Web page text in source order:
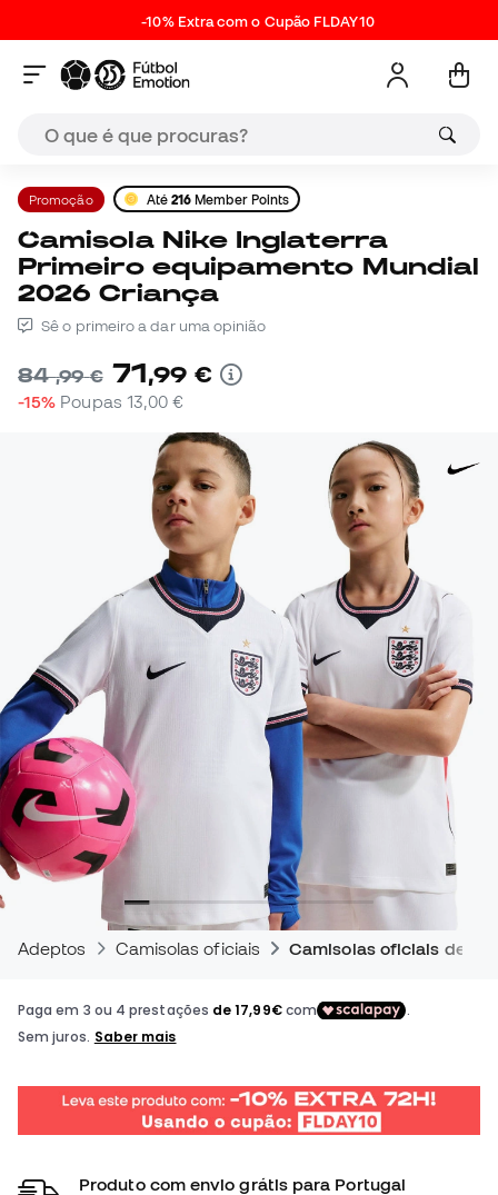
-10% Extra com o Cupão FLDAY10
Promoção Até 216 Member Points
Camisola Nike Inglaterra
Primeiro equipamento Mundial
2026 Criança
Sê o primeiro a dar uma opinião
84,99 € 71,99 €
-15% Poupas 13,00 €
Adeptos Camisolas oficiais Camisolas oficiais de
Produto com envio grátis para Portugal